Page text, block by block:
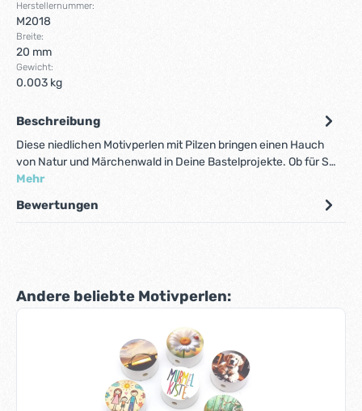
Herstellernummer:
M2018
Breite:
20 mm
Gewicht:
0.003 kg
Beschreibung
Diese niedlichen Motivperlen mit Pilzen bringen einen Hauch
von Natur und Märchenwald in Deine Bastelprojekte. Ob für S…
Mehr
Bewertungen
Produktgalerie überspringen
Andere beliebte Motivperlen: